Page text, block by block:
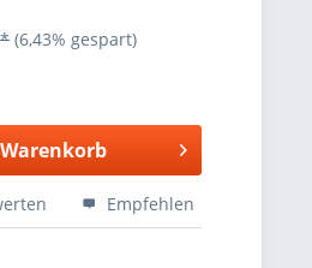
(6,43% gespart)
Warenkorb
Empfehlen